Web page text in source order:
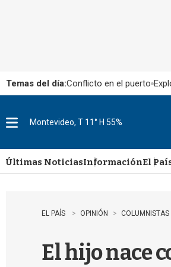
Temas del día:Conflicto en el puerto
u
Montevideo, T 11° H 55%
Últimas NoticiasInformaciónEl
EL PAÍS OPINIÓN COLUMNISTAS
El hijo nace